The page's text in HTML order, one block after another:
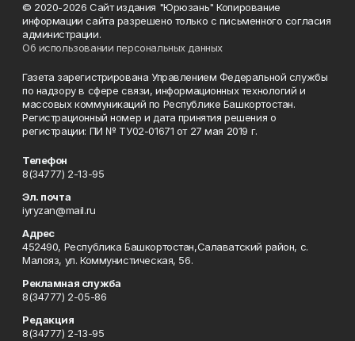
© 2020-2026 Сайт издания "Юрюзань" Копирование
информации сайта разрешено только с письменного согласия
администрации.
Об использовании персональных данных
Газета зарегистрирована Управлением Федеральной службы
по надзору в сфере связи, информационных технологий и
массовых коммуникаций по Республике Башкортостан.
Регистрационный номер и дата принятия решения о
регистрации: ПИ № ТУ02-01671 от 27 мая 2019 г.
Телефон
8(34777) 2-13-95
Эл. почта
iyryzan@mail.ru
Адрес
452490, Республика Башкортостан,Салаватский район, с.
Малояз, ул. Коммунистическая, 56.
Рекламная служба
8(34777) 2-05-86
Редакция
8(34777) 2-13-95